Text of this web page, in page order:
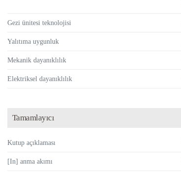
Gezi ünitesi teknolojisi
Yalıtıma uygunluk
Mekanik dayanıklılık
Elektriksel dayanıklılık
Tamamlayıcı
Kutup açıklaması
[In] anma akımı